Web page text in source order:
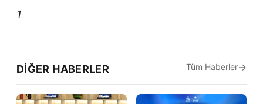
1
DIĞER HABERLER Tüm Haberler